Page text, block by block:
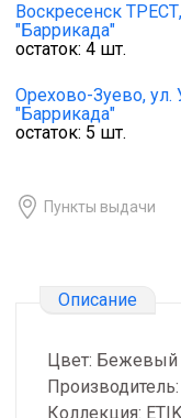
Воскресенск ТРЕСТ,
"Баррикада"
остаток: 4 шт.
Орехово-Зуево, ул.
"Баррикада"
остаток: 5 шт.
Пункты выдачи
Описание
Цвет: Бежевый
Коллекция: